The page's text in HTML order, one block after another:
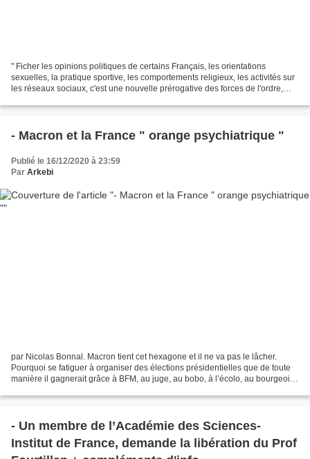
" Ficher les opinions politiques de certains Français, les orientations
sexuelles, la pratique sportive, les comportements religieux, les activités sur
les réseaux sociaux, c'est une nouvelle prérogative des forces de l'ordre,
- Macron et la France " orange psychiatrique "
Publié le 16/12/2020 à 23:59
Par Arkebi
par Nicolas Bonnal. Macron tient cet hexagone et il ne va pas le lâcher.
Pourquoi se fatiguer à organiser des élections présidentielles que de toute
manière il gagnerait grâce à BFM, au juge, au bobo, à l’écolo, au bourgeois
- Un membre de l’Académie des Sciences-
Institut de France, demande la libération du Prof